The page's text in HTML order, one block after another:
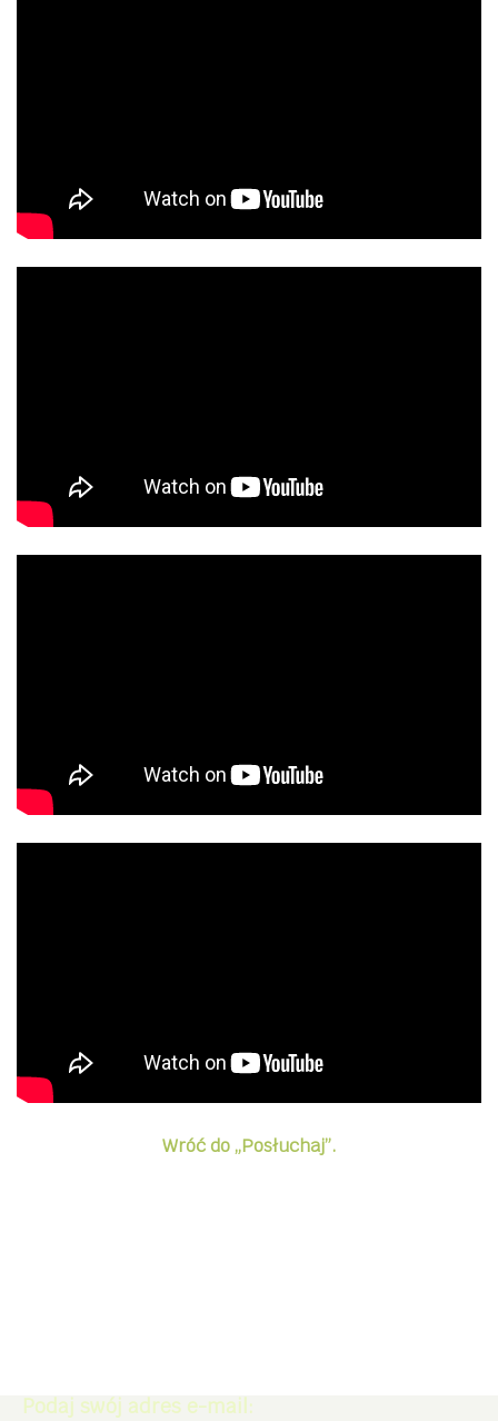
Wróć do „Posłuchaj”.
Podaj swój adres e-mail: